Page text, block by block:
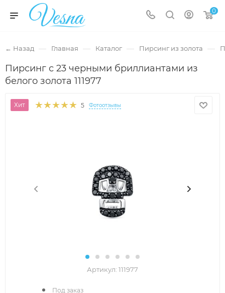
0
← Назад — Главная — Каталог — Пирсинг из золота —
Пирсинг с 23 черными бриллиантами из
белого золота 111977
Хит 5 Фотоотзывы
Артикул: 111977
Под заказ